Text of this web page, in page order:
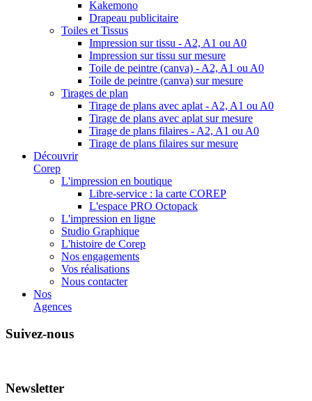
Kakemono
Drapeau publicitaire
Toiles et Tissus
Impression sur tissu - A2, A1 ou A0
Impression sur tissu sur mesure
Toile de peintre (canva) - A2, A1 ou A0
Toile de peintre (canva) sur mesure
Tirages de plan
Tirage de plans avec aplat - A2, A1 ou A0
Tirage de plans avec aplat sur mesure
Tirage de plans filaires - A2, A1 ou A0
Tirage de plans filaires sur mesure
Découvrir
Corep
L'impression en boutique
Libre-service : la carte COREP
L'espace PRO Octopack
L'impression en ligne
Studio Graphique
L'histoire de Corep
Nos engagements
Vos réalisations
Nous contacter
Nos
Agences
Suivez-nous
Newsletter